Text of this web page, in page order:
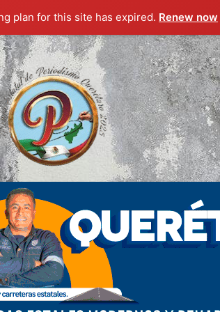
plan for this site has expired. Renew now